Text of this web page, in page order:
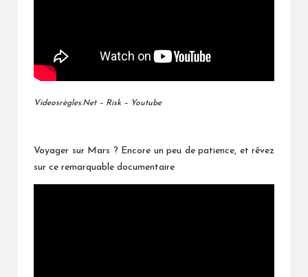
Videosrègles.Net – Risk – Youtube
Voyager sur Mars ? Encore un peu de patience, et rêvez
sur ce remarquable documentaire